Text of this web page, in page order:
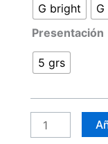
G bright
Presentación
5 grs